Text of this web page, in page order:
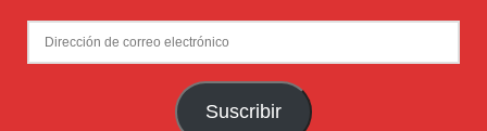
Dirección
de
Suscribir